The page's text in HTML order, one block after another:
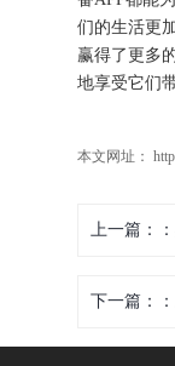
们的生活更
赢得了更多
地享受它们
本文网址：
上一篇：
下一篇：